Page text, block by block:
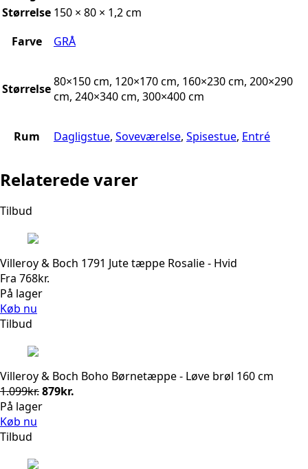
Størrelse 150 × 80 × 1,2 cm
Farve
GRÅ
Størrelse80×150 cm, 120×170 cm, 160×230 cm, 200×290
cm, 240×340 cm, 300×400 cm
Rum Dagligstue, Soveværelse, Spisestue, Entré
Relaterede varer
Tilbud
Villeroy & Boch 1791 Jute tæppe Rosalie - Hvid
Fra 768kr.
På lager
Køb nu
Tilbud
Villeroy & Boch Boho Børnetæppe - Løve brøl 160 cm
1.099kr.Den
oprindelige
879kr.
På lager
Køb nu
Tilbud